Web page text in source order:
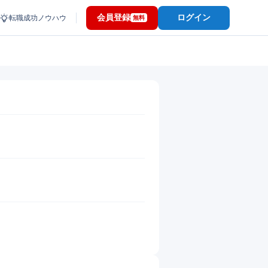
転職成功ノウハウ 会員登録 無料 ログイン